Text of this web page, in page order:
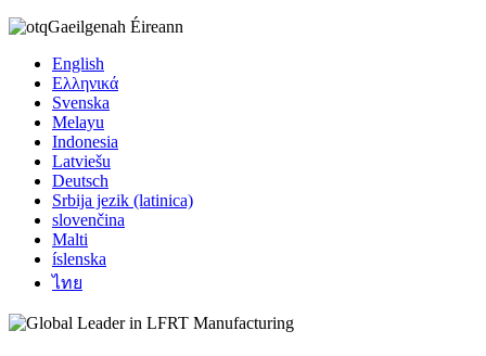
Gaeilgenah Éireann
English
Ελληνικά
Svenska
Melayu
Indonesia
Latviešu
Deutsch
Srbija jezik (latinica)
slovenčina
Malti
íslenska
ไทย